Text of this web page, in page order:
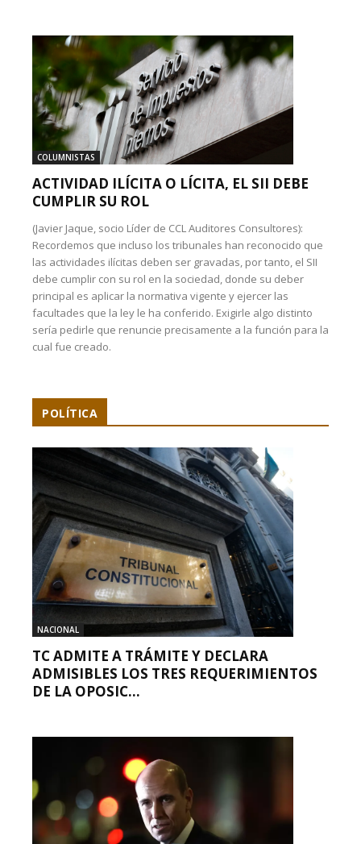
COLUMNISTAS
ACTIVIDAD ILÍCITA O LÍCITA, EL SII DEBE
CUMPLIR SU ROL
(Javier Jaque, socio Líder de CCL Auditores Consultores):
Recordemos que incluso los tribunales han reconocido que
las actividades ilícitas deben ser gravadas, por tanto, el SII
debe cumplir con su rol en la sociedad, donde su deber
principal es aplicar la normativa vigente y ejercer las
facultades que la ley le ha conferido. Exigirle algo distinto
sería pedirle que renuncie precisamente a la función para la
cual fue creado.
POLÍTICA
NACIONAL
TC ADMITE A TRÁMITE Y DECLARA
ADMISIBLES LOS TRES REQUERIMIENTOS
DE LA OPOSIC...